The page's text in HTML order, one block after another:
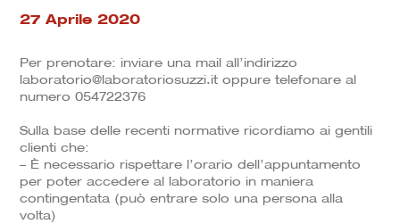
27 Aprile 2020
Per prenotare: inviare una mail all’indirizzo
laboratorio@laboratoriosuzzi.it oppure telefonare al
numero 054722376
Sulla base delle recenti normative ricordiamo ai gentili
clienti che:
– È necessario rispettare l’orario dell’appuntamento
per poter accedere al laboratorio in maniera
contingentata (può entrare solo una persona alla
volta)